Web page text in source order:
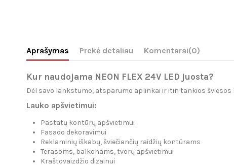
Aprašymas Prekė detaliau Komentarai(0)
Kur naudojama NEON FLEX 24V LED juosta?
Dėl savo lankstumo, atsparumo aplinkai ir itin tankios šviesos
Lauko apšvietimui:
Pastatų kontūrų apšvietimui
Fasado dekoravimui
Reklaminių iškabų, šviečiančių raidžių kontūrams
Terasoms, balkonams, tvorų apšvietimui
Kraštovaizdžio dizainui